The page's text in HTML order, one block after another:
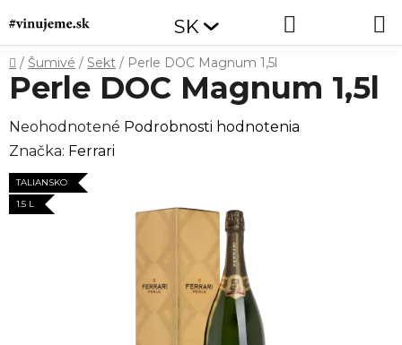
na
obsah
SK
Domov
/ Šumivé / Sekt / Perle DOC Magnum 1,5l
Perle DOC Magnum 1,5l
Priemerné
hodnotenie
produktu
je
Neohodnotené Podrobnosti hodnotenia
Značka: Ferrari
TALIANSKO
1.5 L